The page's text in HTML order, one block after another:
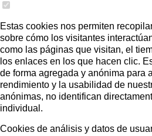
Estas cookies nos permiten
sobre cómo los visitantes
como las páginas que visitan, el
los enlaces en los que hacen clic.
de forma agregada y anónima para
rendimiento y la usabilidad de
anónimas, no identifican
individual.
Cookies de análisis y datos de